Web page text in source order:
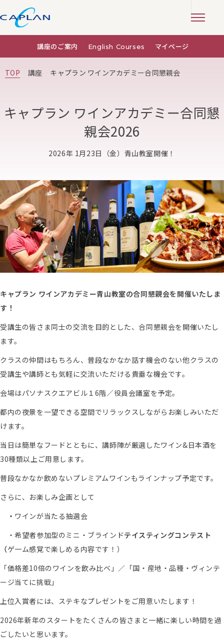
講座のご案内 English Courses マイページ
TOP 講座 キャプラン ワインアカデミー合同懇親会
キャプラン ワインアカデミー合同懇
親会2026
2026年 1月23日（金）青山教室開催！
キャプラン ワインアカデミー青山教室の合同懇親会を開催いたしま
す！
受講生の皆さま同士の交流を目的とした、合同懇親会を開催いたし
ます。
クラスの仲間はもちろん、普段なかなか話す機会のない他クラスの
受講生や講師とも気軽に交流いただける貴垂な機会です。
会場はパソナスクエアビル１6階／役員会議室を予定。
都内の夜景を一望できる空間でリラックスしながらお楽しみいただ
けます。
当日は簡単なフードとともに、講師陣が厳選したワイン&日本酒を
30種類以上ご用意します。
普段なかなか飲めないプレミアムワインもラインナップ予定です。
さらに、お楽しみ企画として
・ ワインが当たる抽選会
・希望者参加型のミニ・ブラインドテイスティングコンテスト
（ゲ一ム感覚で楽しめる内容です！）
「価格差10倍のワインを飲み比ベ」／「国・産地・品種・ヴィンテ
ージ当てに挑戦」
上位入賞者には、ステキなプレゼントをご用意いたします！
2026年新年のスタートをたくさんの皆さまと一緒に楽しい時間を過
ごしたいと思います。